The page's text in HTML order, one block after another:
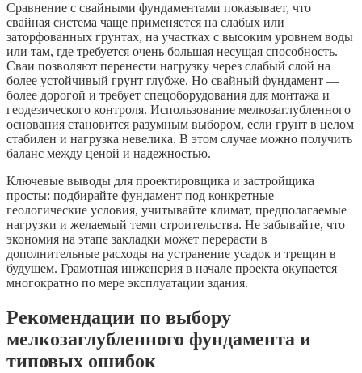
Сравнение с свайными фундаментами показывает, что
свайная система чаще применяется на слабых или
заторфованных грунтах, на участках с высоким уровнем воды
или там, где требуется очень большая несущая способность.
Сваи позволяют перенести нагрузку через слабый слой на
более устойчивый грунт глубже. Но свайный фундамент —
более дорогой и требует спецоборудования для монтажа и
геодезического контроля. Использование мелкозаглубленного
основания становится разумным выбором, если грунт в целом
стабилен и нагрузка невелика. В этом случае можно получить
баланс между ценой и надежностью.
Ключевые выводы для проектировщика и застройщика
просты: подбирайте фундамент под конкретные
геологические условия, учитывайте климат, предполагаемые
нагрузки и желаемый темп строительства. Не забывайте, что
экономия на этапе закладки может перерасти в
дополнительные расходы на устранение усадок и трещин в
будущем. Грамотная инженерия в начале проекта окупается
многократно по мере эксплуатации здания.
Рекомендации по выбору
мелкозаглубленного фундамента и
типовых ошибок